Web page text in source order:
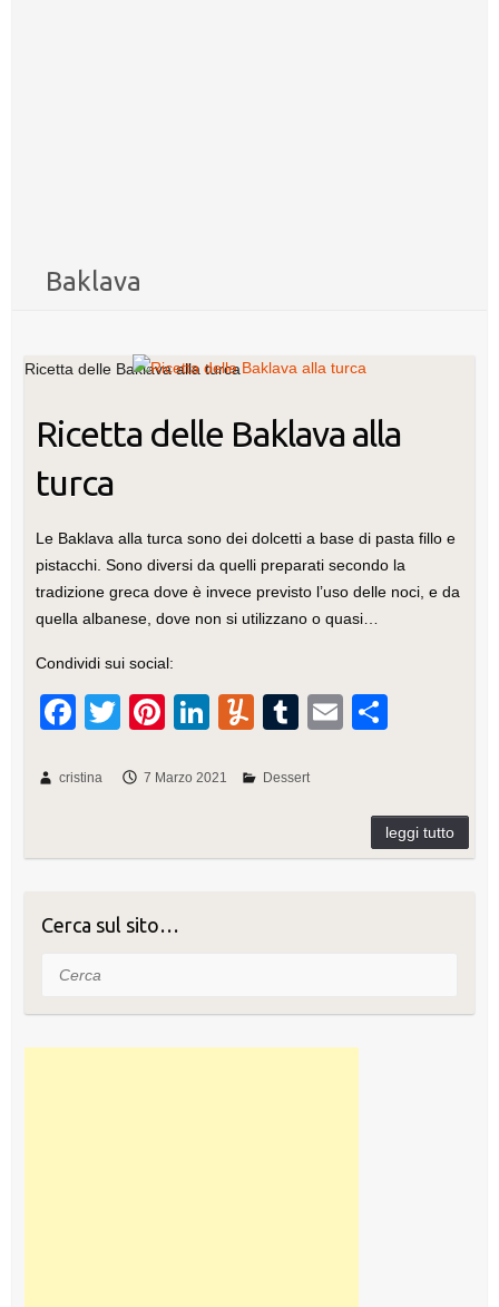
Baklava
Ricetta delle Baklava alla turca
Ricetta delle Baklava alla
turca
Le Baklava alla turca sono dei dolcetti a base di pasta fillo e
pistacchi. Sono diversi da quelli preparati secondo la
tradizione greca dove è invece previsto l’uso delle noci, e da
quella albanese, dove non si utilizzano o quasi…
Condividi sui social:
F
c
b
o
T
tt
Pi
er
st
Li
k
dI
Y
m
ly
T
m
r
E
di
vi
cristina 7 Marzo 2021 Dessert
Cerca sul sito…
Cerca